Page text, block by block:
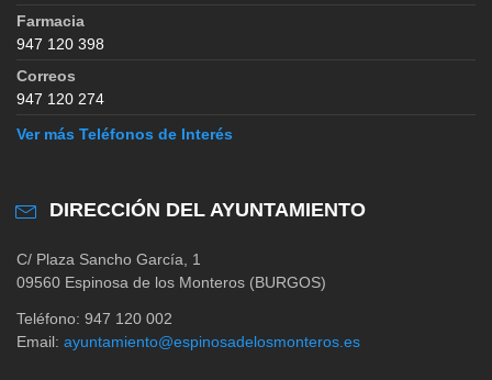
Farmacia
947 120 398
Correos
947 120 274
Ver más Teléfonos de Interés
DIRECCIÓN DEL AYUNTAMIENTO
C/ Plaza Sancho García, 1
09560 Espinosa de los Monteros (BURGOS)
Teléfono: 947 120 002
Email: ayuntamiento@espinosadelosmonteros.es